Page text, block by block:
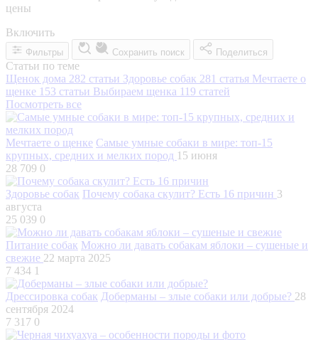
цены
Включить
Фильтры Сохранить поиск Поделиться
Статьи по теме
Щенок дома 282 статьи Здоровье собак 281 статья Мечтаете о
щенке 153 статьи Выбираем щенка 119 статей
Посмотреть все
Мечтаете о щенке Самые умные собаки в мире: топ-15
крупных, средних и мелких пород 15 июня
28 709 0
Здоровье собак Почему собака скулит? Есть 16 причин 3
августа
25 039 0
Питание собак Можно ли давать собакам яблоки – сушеные и
свежие 22 марта 2025
7 434 1
Дрессировка собак Доберманы – злые собаки или добрые? 28
сентября 2024
7 317 0